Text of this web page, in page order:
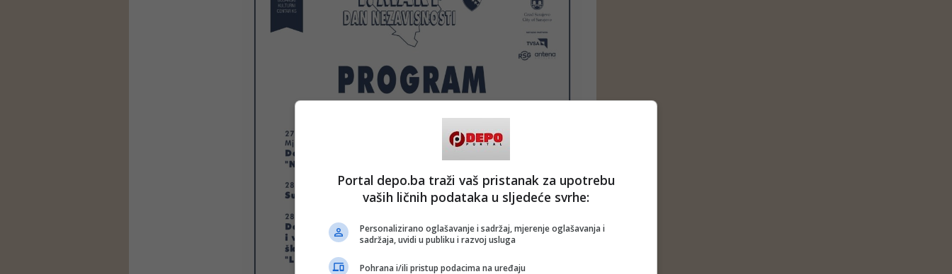
Portal depo.ba traži vaš pristanak za upotrebu
vaših ličnih podataka u sljedeće svrhe:
Personalizirano oglašavanje i sadržaj, mjerenje oglašavanja i
sadržaja, uvidi u publiku i razvoj usluga
Pohrana i/ili pristup podacima na uređaju